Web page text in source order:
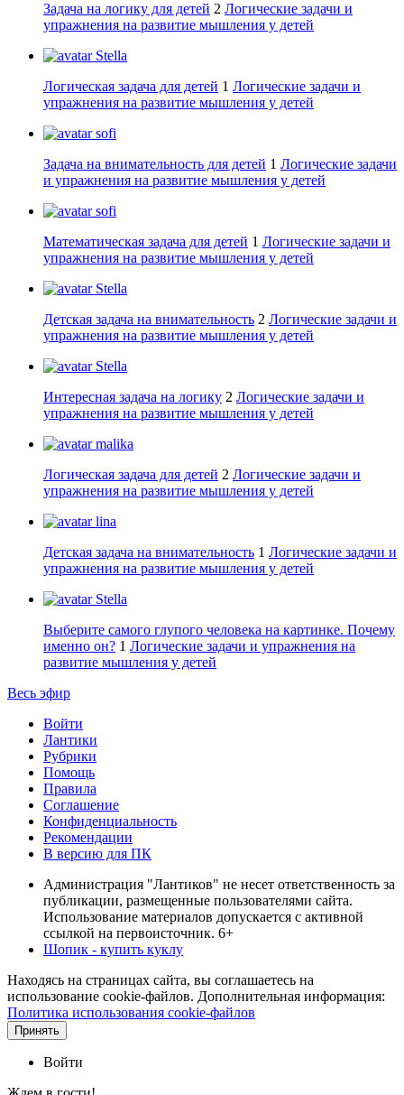
Задача на логику для детей 2 Логические задачи и
упражнения на развитие мышления у детей
Stella
Логическая задача для детей 1 Логические задачи и
упражнения на развитие мышления у детей
sofi
Задача на внимательность для детей 1 Логические задачи
и упражнения на развитие мышления у детей
sofi
Математическая задача для детей 1 Логические задачи и
упражнения на развитие мышления у детей
Stella
Детская задача на внимательность 2 Логические задачи и
упражнения на развитие мышления у детей
Stella
Интересная задача на логику 2 Логические задачи и
упражнения на развитие мышления у детей
malika
Логическая задача для детей 2 Логические задачи и
упражнения на развитие мышления у детей
lina
Детская задача на внимательность 1 Логические задачи и
упражнения на развитие мышления у детей
Stella
Выберите самого глупого человека на картинке. Почему
именно он? 1 Логические задачи и упражнения на
развитие мышления у детей
Весь эфир
Войти
Лантики
Рубрики
Помощь
Правила
Соглашение
Конфиденциальность
Рекомендации
В версию для ПК
Администрация "Лантиков" не несет ответственность за
публикации, размещенные пользователями сайта.
Использование материалов допускается с активной
ссылкой на первоисточник. 6+
Шопик - купить куклу
Находясь на страницах сайта, вы соглашаетесь на
использование cookie-файлов. Дополнительная информация:
Политика использования cookie-файлов
Принять
Войти